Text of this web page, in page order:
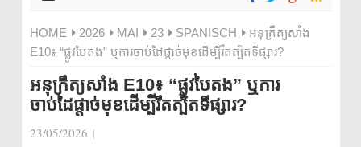
HOME 2026 MAI 23 SPANISCH
អនុក្រឹត្យសាំង
E10៖ “ផ្លូវបៃតង” ឬការចាប់ដៃផ្តាច់មុខដើម្បីរឹតត្បិតទីផ្សារ?
អនុក្រឹត្យសាំង E10៖ “ផ្លូវបៃតង” ឬការ
ចាប់ដៃផ្តាច់មុខដើម្បីរឹតត្បិតទីផ្សារ?
23/05/2026 |